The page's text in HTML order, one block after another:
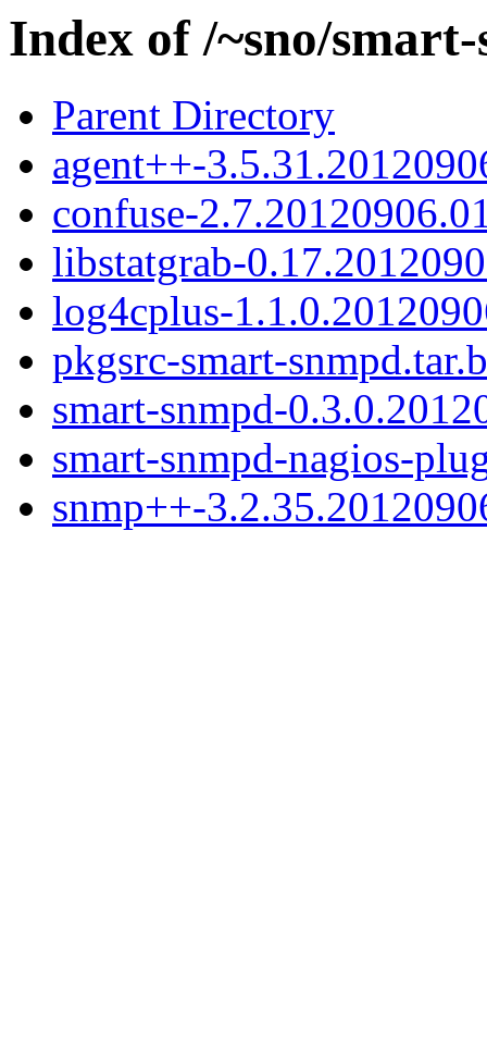
Index of /~sno/
Parent Directory
agent++-
confuse-
libstatgrab-
log4cplus-
pkgsrc-smart-
smart-snmpd-
smart-snmpd-nagios-
snmp++-